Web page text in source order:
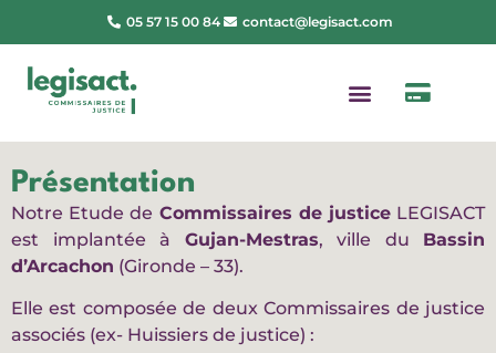
05 57 15 00 84 contact@legisact.com
Présentation
Notre Etude de Commissaires de justiceLEGISACT
est implantée à Gujan-Mestras, ville du Bassin
d’Arcachon (Gironde – 33).
Elle est composée de deux Commissaires de justice
associés (ex- Huissiers de justice) :